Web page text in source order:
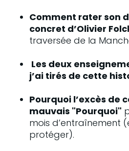
Comment rater son
concret d’Olivier
traversée de la
Les deux
j’ai tirés de cette
Pourquoi l’excès de
mauvais "Pourquoi"
mois d’entraînement
protéger).